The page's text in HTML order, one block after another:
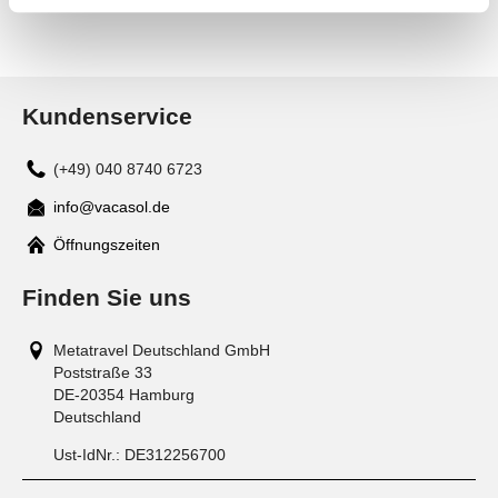
Kundenservice
(+49) 040 8740 6723
Mail
info@vacasol.de
Öffnungszeiten
Finden Sie uns
Metatravel Deutschland GmbH
Poststraße 33
DE-20354 Hamburg
Deutschland
Ust-IdNr.: DE312256700